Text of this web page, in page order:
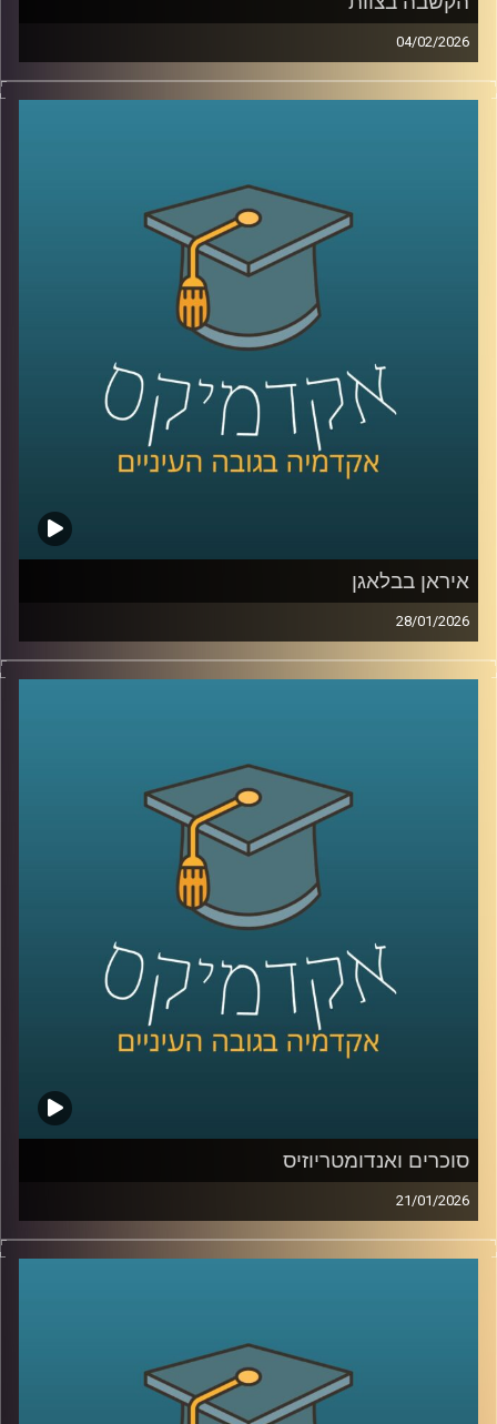
04/02/2026
בעולם הניהול והחיים האישיים מדברים הרבה על תקשורת
טובה, אבל הרבה פחות על הקשבה אמיתית, כזו שמשנה
שהיא למעשה מנגנון עמוק שמכתיב אם צוותים ידברו וישתפו
ידע, ואם משפחות ירגישו מובנות או מתוסכלות. בפרק הזה
אנחנו מדברים על האופן שבו סגנון ההקשבה של מנהל, הורה
או בן משפחה מעצב את איכות הדיאלוג סביבו.
יחד עם ד״ר אסנת בוסקילה־ים, יועצת ארגונית ומרצה
באוניברסיטת רייכמן, נבחן למה הקשבה כל כך מאתגרת, למה
נאומים הם האויב שלה, ומה ההבדל בין הקשבה אישית,
הקשבה בצוות והקשבה במשפחה, ואיך שינוי קטן באופן
ההקשבה יכול לייצר שינוי גדול ביחסים?
איראן בבלאגן
28/01/2026
מאז הפעם האחרונה שדיברנו עם ד׳׳ר מאיר ג׳בדנפר, איראן
חווה טלטלה עמוקה, מחאה מתמשכת, דיכוי אלים שבו נהרגו
בפרק הזה ננסה להבין מה באמת קורה בתוך איראן היום, איך
נראית המחאה מבפנים, עד כמה המשטר מרגיש מאוים, ואיך כל
זה מתחבר גם לאזור, לישראל, ולמה שאנחנו רואים בכותרות.
אז כדי לדבר על כל זה, שב אלינו ד׳׳ר מאיר ג׳בדנפר, מומחה
לפוליטיקה עכשווית של איראן בבית הספר לאודר לממשל,
דיפלומטיה ואסטרטגיה באוניברסיטת רייכמן
קרדיט תמונות:
AudioVersity
סוכרים ואנדומטריוזיס
21/01/2026
כשאנחנו חושבים על מחלות קשות כמו סרטן, אנחנו בדרך
כלל מדמיינים מוטציות, גנים ואולי גם כימותרפיה. אבל יש
שמצליח להתחמק. זו שכבת הסוכרים, שרשראות זעירות
שעוטפות את התאים שלנו, כמו סוג של “תעודת זהות”
ביולוגית. כשהתעודה הזו משתנה, זה יכול להופיע בסרטן, אבל